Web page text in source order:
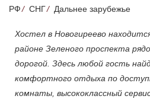
РФ/ СНГ/ Дальнее зарубежье
Хостел в Новогиреево
районе Зеленого проспекта
дорогой. Здесь любой гость
комфортного отдыха по
комнаты, высококлассный